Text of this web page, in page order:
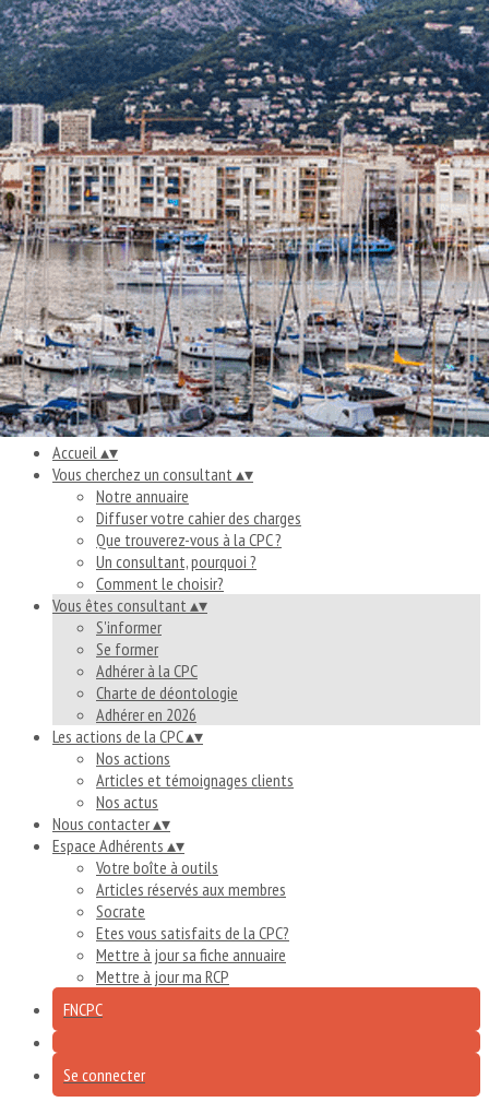
Exporter les lignes sélectionnées
Exporter toutes les colonnes
Exporter uniquement les colonnes affichées
Menu
<
>
S'informer
Se former
Adhérer à la CPC
Charte de déontologie
Adhérer en 2026
Ajoutez un logo, un bouton, des réseaux sociaux
Cliquez pour éditer
Accueil▴▾
Vous cherchez un consultant ▴▾
Notre annuaire
Diffuser votre cahier des charges
Que trouverez-vous à la CPC ?
Un consultant, pourquoi ?
Comment le choisir?
Vous êtes consultant ▴▾
S'informer
Se former
Adhérer à la CPC
Charte de déontologie
Adhérer en 2026
Les actions de la CPC▴▾
Nos actions
Articles et témoignages clients
Nos actus
Nous contacter▴▾
Espace Adhérents ▴▾
Votre boîte à outils
Articles réservés aux membres
Socrate
Etes vous satisfaits de la CPC?
Mettre à jour sa fiche annuaire
Mettre à jour ma RCP
FNCPC
Se connecter